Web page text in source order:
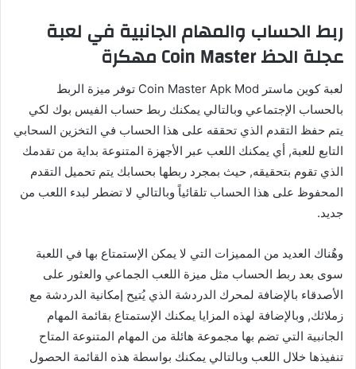
ربط الحساب والمهام الجانبية في لعبة
عجلة الحظ Coin Master مهكرة
لعبة كوين ماستر Coin Master Apk Mod توفر ميزة الربط
بالحساب الإجتماعي وبالتالي يمكنك ربط حساب الفيس بوك لكي
يتم حفظ التقدم الذي تحققه على هذا الحساب في التخزين السحابي
التابع للعبة, أي يمكنك اللعب عبر الأجهزة المتنوعة بداية من تقدمك
الذي تقوم بتحقيقه, حيث بمجرد ربطها بحسابك يتم تحميل التقدم
المحفوظ على هذا الحساب تلقائياً وبالتالي لا تضطر لبدء اللعب من
جديد.
وهٌناك العديد من المميزات التي لا يمكن الإستمتاع بها في اللعبة
سوى بعد ربط الحساب مثل ميزة اللعب الجماعي والعثور على
الأصدقاء بالإضافة لمحرك الدردشة الذي يُتيح إمكانية الدردشة مع
زملائك, وبالإضافة لهذه المزايا يمكنك الإستمتاع بقائمة المهام
الجانبية التي تضم بها مجموعة هائلة من المهام المتنوعة المتاح
تنفيذها خلال اللعب وبالتالي يمكنك بواسطة هذه القائمة الحصول